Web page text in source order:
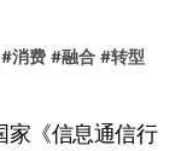
#消费 #融合 #转型